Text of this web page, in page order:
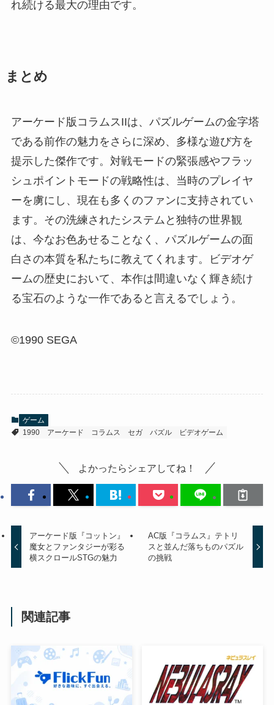
れ続ける最大の理由です。
まとめ
アーケード版コラムスIIは、パズルゲームの金字塔
である前作の魅力をさらに深め、多様な遊び方を
提示した傑作です。対戦モードの緊張感やフラッ
シュポイントモードの戦略性は、当時のプレイヤ
ーを虜にし、現在も多くのファンに支持されてい
ます。その洗練されたシステムと独特の世界観
は、今なお色あせることなく、パズルゲームの面
白さの本質を私たちに教えてくれます。ビデオゲ
ームの歴史において、本作は間違いなく輝き続け
る宝石のような一作であると言えるでしょう。
©1990 SEGA
ゲーム
1990
アーケード コラムス セガ パズル ビデオゲーム
よかったらシェアしてね！
アーケード版『コットン』
魔女とファンタジーが彩る
横スクロールSTGの魅力
AC版『コラムス』テトリ
スと並んだ落ちものパズル
の挑戦
関連記事